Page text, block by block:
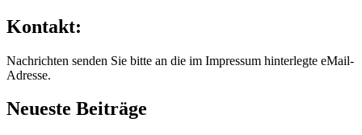
Kontakt:
Nachrichten senden Sie bitte an die im Impressum hinterlegte eMail-
Adresse.
Neueste Beiträge